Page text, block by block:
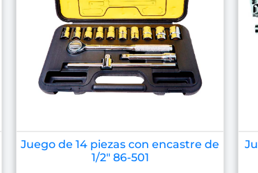
Juego de 14 piezas con encastre de
1/2″ 86-501